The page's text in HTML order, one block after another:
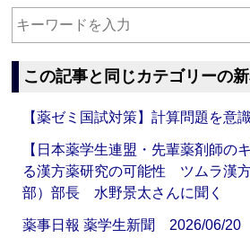
この記事と同じカテゴリーの
【薬ゼミ国試対策】計算問題を意
【日本薬学生連盟・先輩薬剤師の
る漢方薬研究の可能性 ツムラ漢
部）部長 水野景太さんに聞く
薬事日報 薬学生新聞 2026/06/20